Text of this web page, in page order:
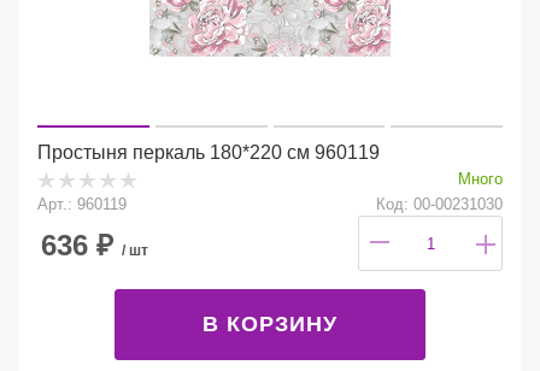
Простыня перкаль 180*220 см 960119
Много
Арт.: 960119
Код: 00-00231030
636 ₽ / шт
В КОРЗИНУ